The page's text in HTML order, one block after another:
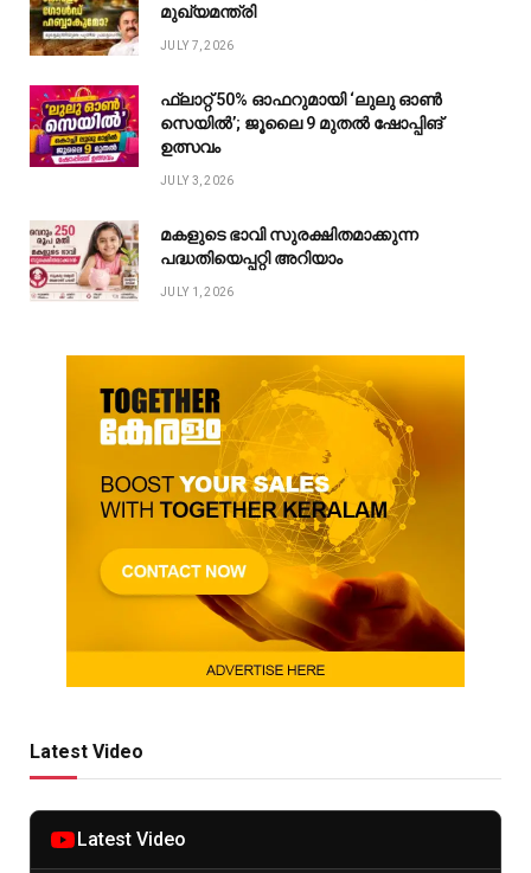
മുഖ്യമന്ത്രി
JULY 7, 2026
ഫ്ലാറ്റ് 50% ഓഫറുമായി ‘ലുലു ഓൺ
സെയിൽ’; ജൂലൈ 9 മുതൽ ഷോപ്പിങ്
ഉത്സവം
JULY 3, 2026
മകളുടെ ഭാവി സുരക്ഷിതമാക്കുന്ന
പദ്ധതിയെപ്പറ്റി അറിയാം
JULY 1, 2026
Latest Video
Latest Video